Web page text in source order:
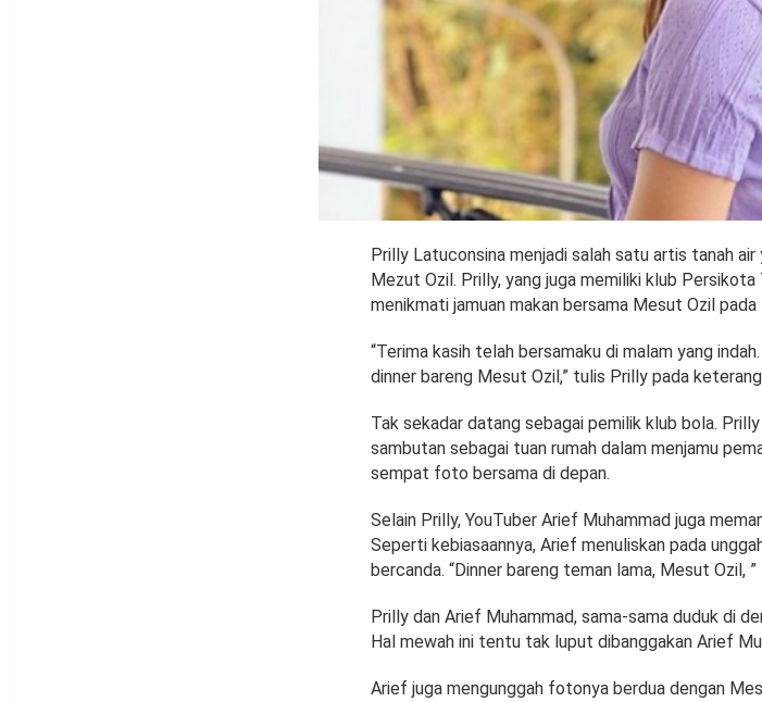
Prilly Latuconsina menjadi salah satu artis tanah
Mezut Ozil. Prilly, yang juga memiliki klub
menikmati jamuan makan bersama Mesut Ozil
“Terima kasih telah bersamaku di malam yang
dinner bareng Mesut Ozil,” tulis Prilly pada
Tak sekadar datang sebagai pemilik klub bola.
sambutan sebagai tuan rumah dalam menjamu
sempat foto bersama di depan.
Selain Prilly, YouTuber Arief Muhammad juga
Seperti kebiasaannya, Arief menuliskan pada
bercanda. “Dinner bareng teman lama, Mesut Ozil, ”
Prilly dan Arief Muhammad, sama-sama duduk di
Hal mewah ini tentu tak luput dibanggakan Arief
Arief juga mengunggah fotonya berdua dengan